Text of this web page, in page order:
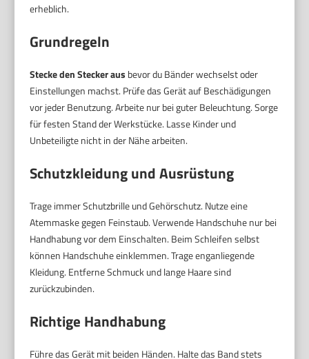
erheblich.
Grundregeln
Stecke den Stecker aus bevor du Bänder wechselst oder
Einstellungen machst. Prüfe das Gerät auf Beschädigungen
vor jeder Benutzung. Arbeite nur bei guter Beleuchtung. Sorge
für festen Stand der Werkstücke. Lasse Kinder und
Unbeteiligte nicht in der Nähe arbeiten.
Schutzkleidung und Ausrüstung
Trage immer Schutzbrille und Gehörschutz. Nutze eine
Atemmaske gegen Feinstaub. Verwende Handschuhe nur bei
Handhabung vor dem Einschalten. Beim Schleifen selbst
können Handschuhe einklemmen. Trage enganliegende
Kleidung. Entferne Schmuck und lange Haare sind
zurückzubinden.
Richtige Handhabung
Führe das Gerät mit beiden Händen. Halte das Band stets